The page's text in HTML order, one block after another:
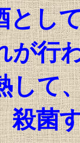
とし
が行
して
殺菌